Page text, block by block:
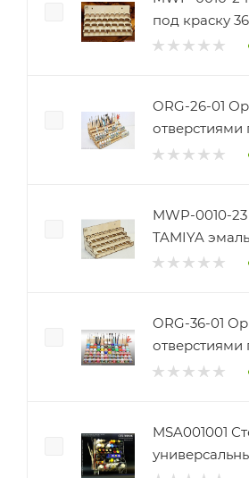
ORG-26-01
отверстиями
MWP-0010-
TAMIYA
ORG-36-01
отверстиями
MSA001001